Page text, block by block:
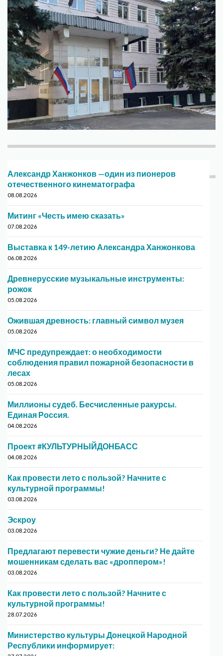
Александр Ханжонков —один из пионеров
отечественного кинематографа
08.08.2026
Митинг «Честь имею сказать»
07.08.2026
Выставка к 149-летию Александра Ханжонкова
06.08.2026
Древнерусские музыкальные инструменты:
рожок
05.08.2026
Ожившая древность: главный символ музея
05.08.2026
МЧС предупреждает: о необходимости
соблюдения правил пожарной безопасности в
лесах
05.08.2026
Миллионы судеб. Бесчисленные ракурсы.
Единая Россия.
04.08.2026
Проект #КУЛЬТУРНЫЙДОНБАСС
04.08.2026
Как провести лето с пользой? Начните с
культурной программы!
03.08.2026
Эскроу
03.08.2026
Предлагают перевести чужие деньги? Не дайте
мошенникам сделать вас «дроппером»!
03.08.2026
Как провести лето с пользой? Начните с
культурной программы!
28.07.2026
Министерство культуры Донецкой Народной
Республики информирует: